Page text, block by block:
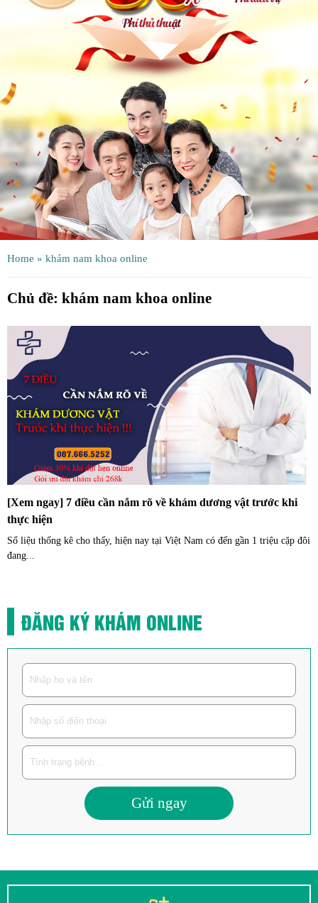
Home » khám nam khoa online
Chủ đề: khám nam khoa online
[Xem ngay] 7 điều cần nắm rõ về khám dương vật trước khi
thực hiện
Số liệu thống kê cho thấy, hiện nay tại Việt Nam có đến gần 1 triệu cặp đôi
đang...
ĐĂNG KÝ KHÁM ONLINE
Gửi ngay